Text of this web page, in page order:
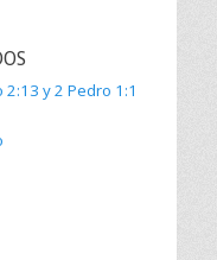
y 2 Pedro 1:1